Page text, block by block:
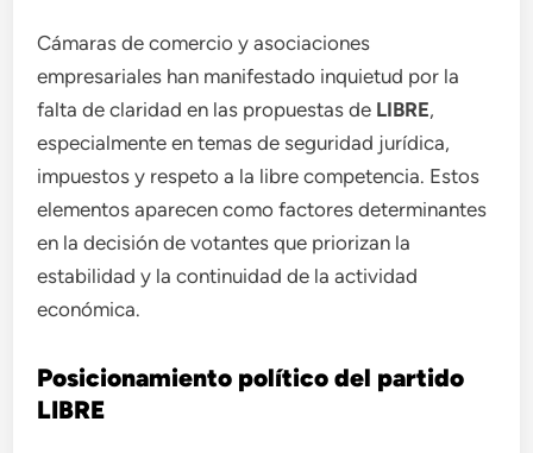
Cámaras de comercio y asociaciones
empresariales han manifestado inquietud por la
falta de claridad en las propuestas de LIBRE,
especialmente en temas de seguridad jurídica,
impuestos y respeto a la libre competencia. Estos
elementos aparecen como factores determinantes
en la decisión de votantes que priorizan la
estabilidad y la continuidad de la actividad
económica.
Posicionamiento político del partido
LIBRE